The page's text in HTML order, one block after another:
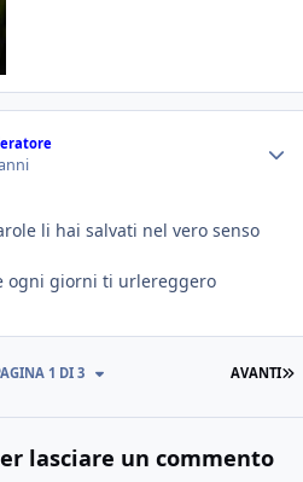
li hai salvati nel vero senso
ogni giorni ti urlereggero
AVANTI
1 DI 3
lasciare un commento